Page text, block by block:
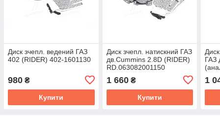
Диск зчепл. ведений ГАЗ
402 (RIDER) 402-1601130
980 ₴
Купити
Диск зчепл. натискний ГАЗ
дв.Cummins 2.8D (RIDER)
RD.063082001150
1 660₴
Купити
ГАЗ
1